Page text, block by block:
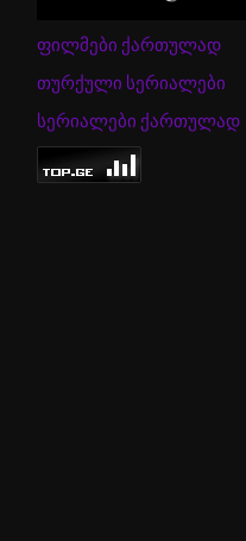
ფილმები ქართულად
თურქული სერიალები
სერიალები ქართულად